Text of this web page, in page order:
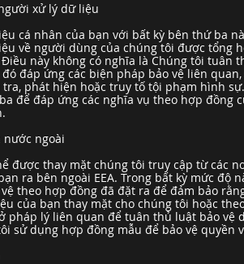
xử lý dữ liệu
cá nhân của bạn với bất kỳ bên thứ ba
về người dùng của chúng tôi được
này không có nghĩa là Chúng tôi tuân
đáp ứng các biện pháp bảo vệ liên
phát hiện hoặc truy tố tội phạm hình
để đáp ứng các nghĩa vụ theo hợp
nước ngoài
được thay mặt chúng tôi truy cập từ các
ra bên ngoài EEA. Trong bất kỳ mức
theo hợp đồng đã đặt ra để đảm bảo
của bạn thay mặt cho chúng tôi hoặc
pháp lý liên quan để tuân thủ luật bảo
sử dụng hợp đồng mẫu để bảo vệ quyền